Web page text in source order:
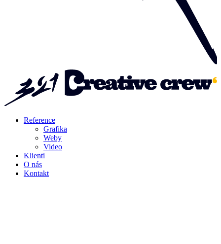
Reference
Grafika
Weby
Video
Klienti
O nás
Kontakt